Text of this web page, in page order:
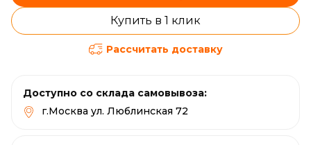
Купить в 1 клик
Рассчитать доставку
Доступно со склада самовывоза:
г.Москва ул. Люблинская 72